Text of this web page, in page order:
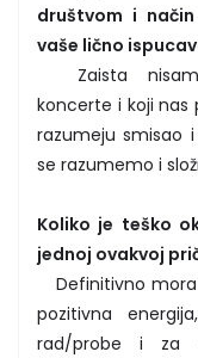
društvom i
vaše lično
Zaista nisam
koncerte i koji
razumeju smisao
se razumemo i
Koliko je teško
jednoj ovakvoj
Definitivno mora
pozitivna
rad/probe i za